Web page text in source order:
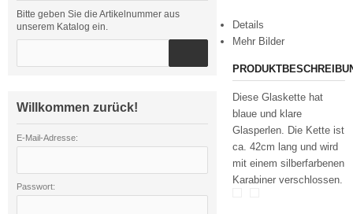
Details
Mehr Bilder
Diese Glaskette hat
blaue und klare
Glasperlen. Die Kette ist
ca. 42cm lang und wird
mit einem silberfarbenen
Karabiner verschlossen.
Bitte geben Sie die Artikelnummer aus
unserem Katalog ein.
Willkommen zurück!
E-Mail-Adresse:
Passwort: